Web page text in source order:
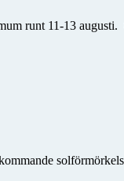
runt 11-13